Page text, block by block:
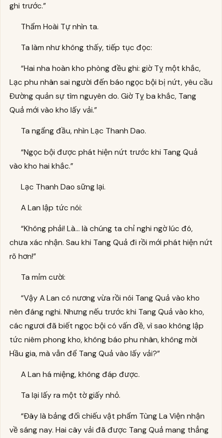
ghi trước.”
Thẩm Hoài Tự nhìn ta.
Ta làm như không thấy, tiếp tục đọc:
“Hai nha hoàn kho phòng đều ghi: giờ Tỵ một khắc,
Lạc phu nhân sai người đến báo ngọc bội bị nứt, yêu cầu
Đường quản sự tìm nguyên do. Giờ Tỵ ba khắc, Tang
Quả mới vào kho lấy vải.”
Ta ngẩng đầu, nhìn Lạc Thanh Dao.
“Ngọc bội được phát hiện nứt trước khi Tang Quả
vào kho hai khắc.”
Lạc Thanh Dao sững lại.
A Lan lập tức nói:
“Không phải! Là… là chúng ta chỉ nghi ngờ lúc đó,
chưa xác nhận. Sau khi Tang Quả đi rồi mới phát hiện nứt
rõ hơn!”
Ta mỉm cười:
“Vậy A Lan cô nương vừa rồi nói Tang Quả vào kho
nên đáng nghi. Nhưng nếu trước khi Tang Quả vào kho,
các ngươi đã biết ngọc bội có vấn đề, vì sao không lập
tức niêm phong kho, không báo phu nhân, không mời
Hầu gia, mà vẫn để Tang Quả vào lấy vải?”
A Lan há miệng, không đáp được.
Ta lại lấy ra một tờ giấy nhỏ.
“Đây là bảng đối chiếu vật phẩm Tùng La Viện nhận
về sáng nay. Hai cây vải đã được Tang Quả mang thẳng